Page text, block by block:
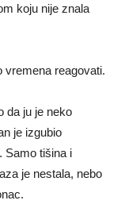
koju nije znala
vremena reagovati.
da ju je neko
je izgubio
Samo tišina i
je nestala, nebo